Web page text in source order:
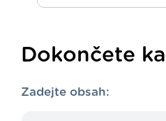
Dokončete
Zadejte obsah: